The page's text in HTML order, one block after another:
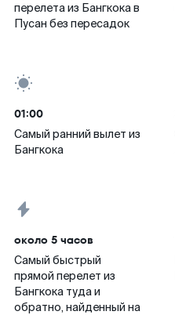
перелета из Бангкока в
Пусан без пересадок
01:00
Самый ранний вылет из
Бангкока
около 5 часов
Самый быстрый
прямой перелет из
Бангкока туда и
обратно, найденный на